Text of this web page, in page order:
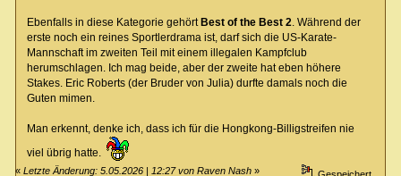
Ebenfalls in diese Kategorie gehörtBest of the Best 2 . Während der
erste noch ein reines Sportlerdrama ist, darf sich die US-Karate-
Mannschaft im zweiten Teil mit einem illegalen Kampfclub
herumschlagen. Ich mag beide, aber der zweite hat eben höhere
Stakes. Eric Roberts (der Bruder von Julia) durfte damals noch die
Guten mimen.
Man erkennt, denke ich, dass ich für die Hongkong-Billigstreifen nie
viel übrig hatte.
«Letzte Änderung: 5.05.2026 | 12:27 von Raven Nash »